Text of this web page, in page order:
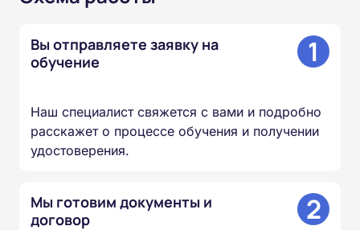
Вы отправляете заявку на
обучение
1
Наш специалист свяжется с вами и подробно
расскажет о процессе обучения и получении
удостоверения.
Мы готовим документы и
договор
2